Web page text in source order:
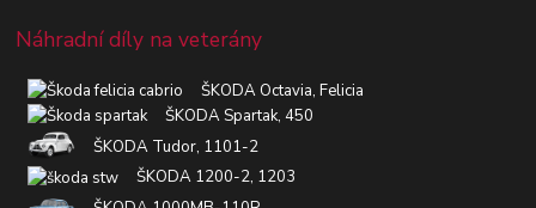
Náhradní díly na veterány
ŠKODA Octavia, Felicia
ŠKODA Spartak, 450
ŠKODA Tudor, 1101-2
ŠKODA 1200-2, 1203